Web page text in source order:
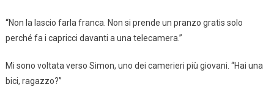
“Non la lascio farla franca. Non si prende un pranzo gratis solo
perché fa i capricci davanti a una telecamera.”
Mi sono voltata verso Simon, uno dei camerieri più giovani. “Hai una
bici, ragazzo?”